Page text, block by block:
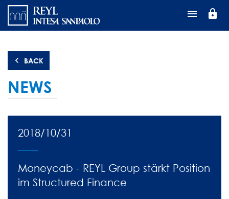
Перейти
основному
lock
BACK
NEWS
2018/10/31
Moneycab - REYL Group stärkt Position
im Structured Finance